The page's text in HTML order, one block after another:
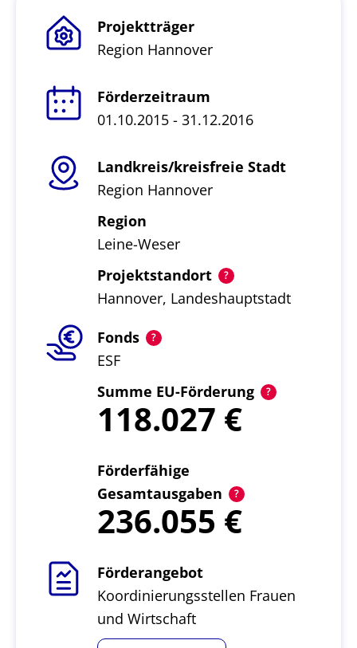
Projektträger
Region Hannover
Förderzeitraum
01.10.2015 - 31.12.2016
Landkreis/kreisfreie Stadt
Region Hannover
Region
Leine-Weser
Projektstandort
Hannover, Landeshauptstadt
Fonds
ESF
Summe EU-Förderung
118.027
Förderfähige
Gesamtausgaben
236.055
Förderangebot
Koordinierungsstellen Frauen
und Wirtschaft